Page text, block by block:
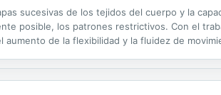
sucesivas de los tejidos del cuerpo y la
posible, los patrones restrictivos. Con el
de la flexibilidad y la fluidez de